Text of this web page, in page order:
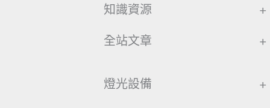
知識資源 +
全站文章 +
燈光設備 +